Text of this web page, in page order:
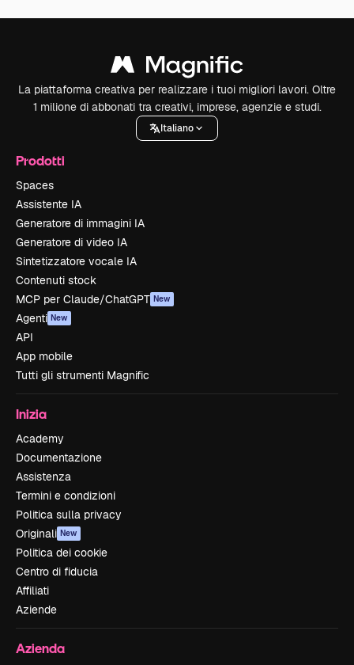
La piattaforma creativa per realizzare i tuoi migliori lavori. Oltre
1 milione di abbonati tra creativi, imprese, agenzie e studi.
Italiano
Prodotti
Spaces
Assistente IA
Generatore di immagini IA
Generatore di video IA
Sintetizzatore vocale IA
Contenuti stock
MCP per Claude/ChatGPT New
Agenti New
API
App mobile
Tutti gli strumenti Magnific
Inizia
Academy
Documentazione
Assistenza
Termini e condizioni
Politica sulla privacy
Originali New
Politica dei cookie
Centro di fiducia
Affiliati
Aziende
Azienda